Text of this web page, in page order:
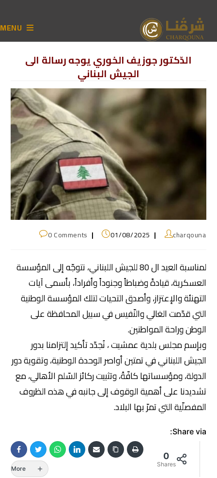
MENU
الدّكتور جوزيف الخوري يوجه رسالة الى
الجيش البناني
charqouna
01/08/2025
0 Comments
لمناسبة العيد ال 80 للجيش اللبناني، نتوجّه إلى المؤسسة
العسكرية، قيادةً وضباطاً وجنوداً وأفراداً، بأسمى آيات
التهنئة والإعتزاز، وأصدق التحيات لتلك المؤسسة الوطنية
التي قدّمت الغالي والنّفيس في سبيل المحافظة على
الوطن وراحة المواطنين.
وبإسم مجلس بلدية عمشيت ، نُجدّد تأكيد إلتزامنا بدور
الجيش اللبناني في تمتين أواصر الوحدة الوطنية، وتقوية دور
الدولة، ومؤسساتها كافّةً، وتثبيت ركائز السّلم الأهالي، مع
تشديدنا على أهمية الوقوف إلى جانبه في هذه الظروف
المفصلّية التي تمرّ بها البلاد.
Share via:
0
Shares
More